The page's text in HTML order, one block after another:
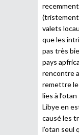
(tristement
valets
que les
pas très
pays
rencontre
remettre le
lies à
Libye en
causé les
l’otan seul